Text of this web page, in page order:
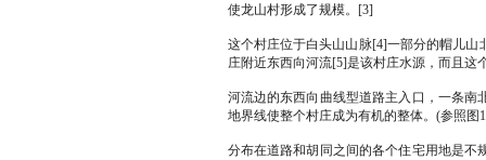
使龙山村形成了规模。[3]
这个村庄位于白头山山脉[4]一部分的帽儿
庄附近东西向河流[5]是该村庄水源，而且这
河流边的东西向曲线型道路主入口，一条
地界线使整个村庄成为有机的整体。(参照图
分布在道路和胡同之间的各个住宅用地是